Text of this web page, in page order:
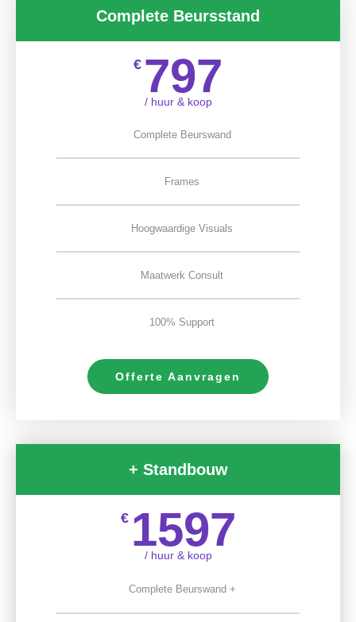
Complete Beursstand
€ 797
/ huur & koop
Complete Beurswand
Frames
Hoogwaardige Visuals
Maatwerk Consult
100% Support
Offerte Aanvragen
+ Standbouw
€ 1597
/ huur & koop
Complete Beurswand +